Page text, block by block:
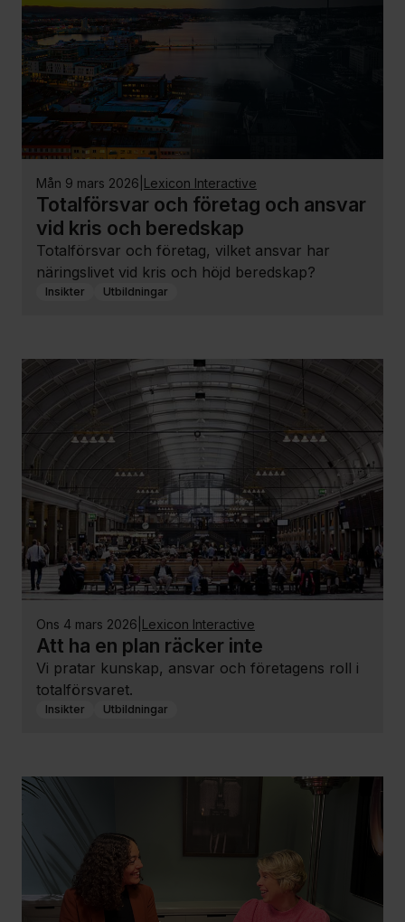
mån 9 mars 2026 Lexicon Interactive
Totalförsvar och företag och ansvar
vid kris och beredskap
Totalförsvar och företag, vilket ansvar har
näringslivet vid kris och höjd beredskap?
Insikter Utbildningar
ons 4 mars 2026 Lexicon Interactive
Att ha en plan räcker inte
Vi pratar kunskap, ansvar och företagens roll i
totalförsvaret.
Insikter Utbildningar